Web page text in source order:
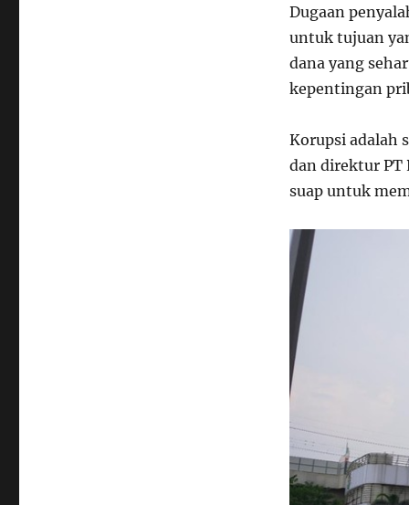
Dugaan
untuk tujuan
dana yang
kepentingan
Korupsi adalah
dan direktur PT
suap untuk